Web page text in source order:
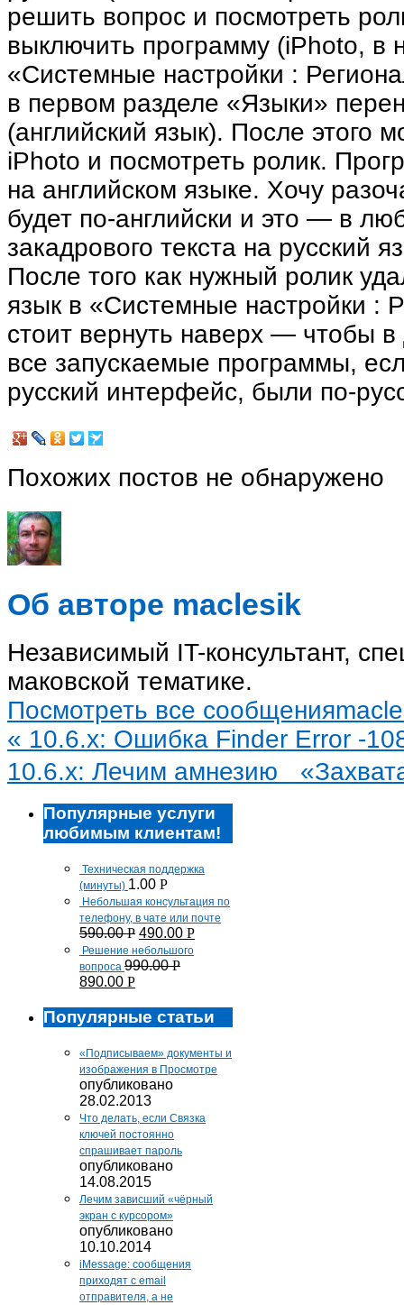
решить вопрос и посмотреть
выключить программу (iPhoto, в
«Системные настройки :
в первом разделе «Языки»
(английский язык). После этого
iPhoto и посмотреть ролик.
на английском языке. Хочу
будет по-английски и это — в
закадрового текста на русский
После того как нужный ролик
язык в «Системные настройки :
стоит вернуть наверх — чтобы
все запускаемые программы,
русский интерфейс, были по-
Похожих постов не обнаружено
Об авторе maclesik
Независимый IT-консультант,
маковской тематике.
Посмотреть все
« 10.6.x: Ошибка Finder Error -
10.6.x: Лечим амнезию
Популярные услуги
любимым клиентам!
Техническая поддержка
(минуты) 1.00 Р
Небольшая консультация по
телефону, в чате или почте
590.00Р 490.00 Р
Решение небольшого
вопроса 990.00Р
890.00 Р
Популярные статьи
«Подписываем» документы и
изображения в Просмотре
опубликовано
28.02.2013
Что делать, если Связка
ключей постоянно
спрашивает пароль
опубликовано
14.08.2015
Лечим зависший «чёрный
экран с курсором»
опубликовано
10.10.2014
iMessage: сообщения
приходят с email
отправителя, а не